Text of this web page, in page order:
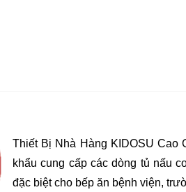
Thiết Bị Nhà Hàng KIDOSU Cao
khẩu cung cấp các dòng tủ nấu
đặc biệt cho bếp ăn bệnh viện,